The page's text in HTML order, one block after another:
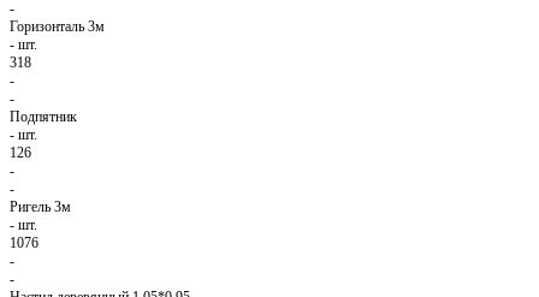
-
Горизонталь 3м
- шт.
318
-
-
Подпятник
- шт.
126
-
-
Ригель 3м
- шт.
1076
-
-